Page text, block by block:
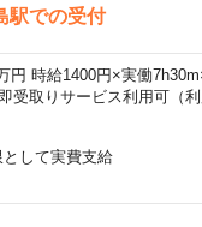
駅での受付
時給1400円×実働
取りサービス利用可（利
して実費支給